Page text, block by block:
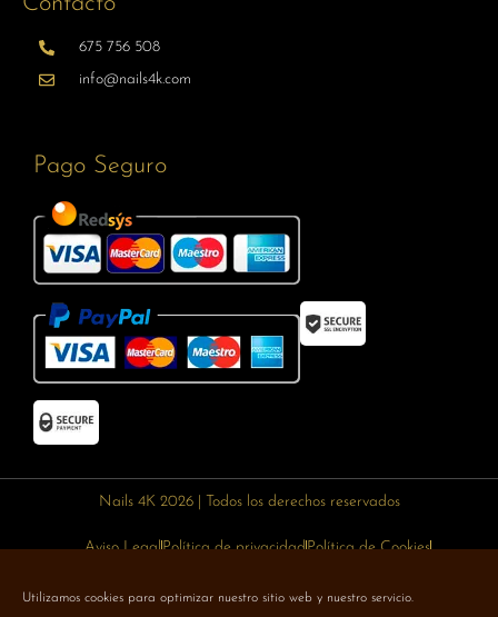
Utilizamos cookies para optimizar nuestro sitio web y nuestro servicio.
675 756 508
info@nails4k.com
Pago Seguro
Nails 4K 2026 | Todos los derechos reservados
Aviso LegalPolítica de privacidadPolítica de Cookies